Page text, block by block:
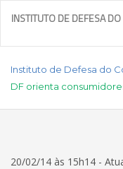
INSTITUTO DE DEFESA
Instituto de Defesa do
DF orienta
20/02/14 às 15h14 -